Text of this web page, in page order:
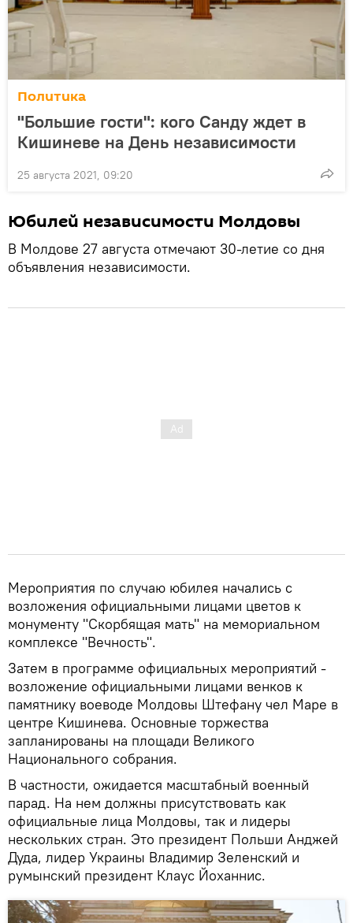
Политика
"Большие гости": кого Санду ждет в
Кишиневе на День независимости
25 августа 2021, 09:20
Юбилей независимости Молдовы
В Молдове 27 августа отмечают 30-летие со дня
объявления независимости.
Мероприятия по случаю юбилея начались с
возложения официальными лицами цветов к
монументу "Скорбящая мать" на мемориальном
комплексе "Вечность".
Затем в программе официальных мероприятий -
возложение официальными лицами венков к
памятнику воеводе Молдовы Штефану чел Маре в
центре Кишинева. Основные торжества
запланированы на площади Великого
Национального собрания.
В частности, ожидается масштабный военный
парад. На нем должны присутствовать как
официальные лица Молдовы, так и лидеры
нескольких стран. Это президент Польши Анджей
Дуда, лидер Украины Владимир Зеленский и
румынский президент Клаус Йоханнис.